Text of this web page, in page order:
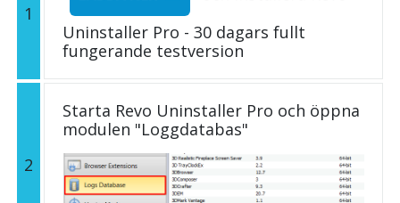
1
Uninstaller Pro - 30 dagars fullt
fungerande testversion
2
Starta Revo Uninstaller Pro och öppna
modulen "Loggdatabas"